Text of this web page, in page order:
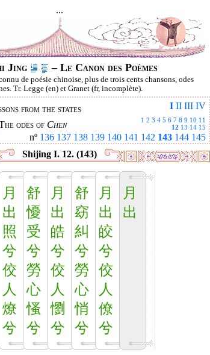
...
Jing – Le Canon des Poèmes
de poésie chinoise, plus de trois cents chansons, odes
Tr. Legge (en) et Granet (fr, incomplète).
I II III IV
from the states
1 2 3 4 5 6 7 8 9 10 11
12 13 14 15
odes of Chen
nº 136 137 138 139 140 141 142 143 144 145
Shijing I. 12. (143)
月
出
照
兮
佼
人
燎
兮
舒
懮
受
兮
勞
心
慅
兮
月
出
皓
兮
佼
人
懰
兮
舒
窈
糾
兮
勞
心
悄
兮
月
出
皎
兮
佼
人
僚
兮
月
出